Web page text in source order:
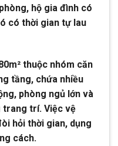
hộ gia đình có
có thời gian tự lau
thuộc nhóm căn
tầng, chứa nhiều
phòng ngủ lớn và
trang trí. Việc vệ
hỏi thời gian, dụng
cách.